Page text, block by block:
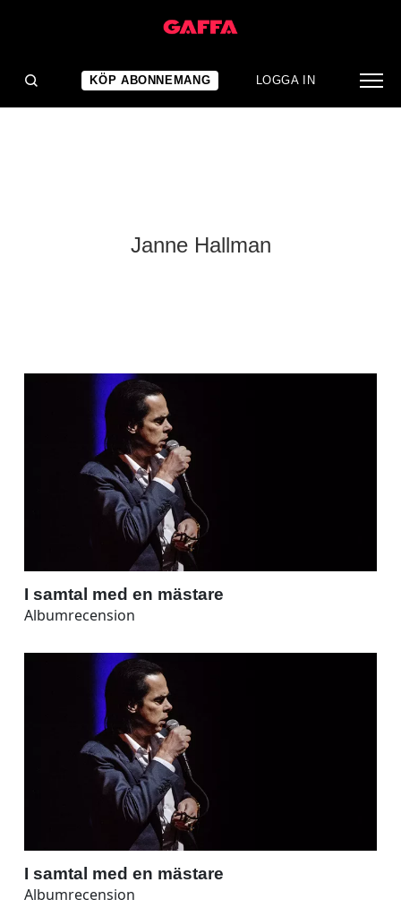
KÖP ABONNEMANG LOGGA IN
Janne Hallman
I samtal med en mästare
Albumrecension
I samtal med en mästare
Albumrecension